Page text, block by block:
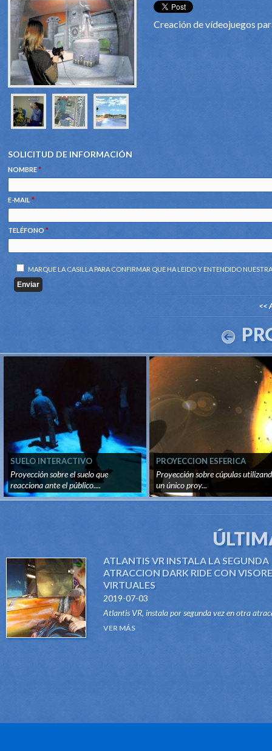
Creación de vídeojuegos
SOLICITUD DE INFORMACIÓN
NOMBRE*
E-MAIL *
TELÉFONO *
MARQUE LA CASILLA PARA CONFIRMAR QUE HA LEIDO Y ENTENDIDO
<<
SUELO INTERACTIVO
Proyección sobre el suelo que
reacciona ante el público....
PROYECCION ESFERICA
Proyección sobre cúpulas
un único proy...
ATLANTIS VR INSTALA LA SEGUNDA
ATRACCION DARK RIDE CON
VIRTUALES
2019-07-03
Atlantis VR, instala por segunda vez en otra
del tipo Dark Ride, su sistema "VR RIDES".
VER MÁS